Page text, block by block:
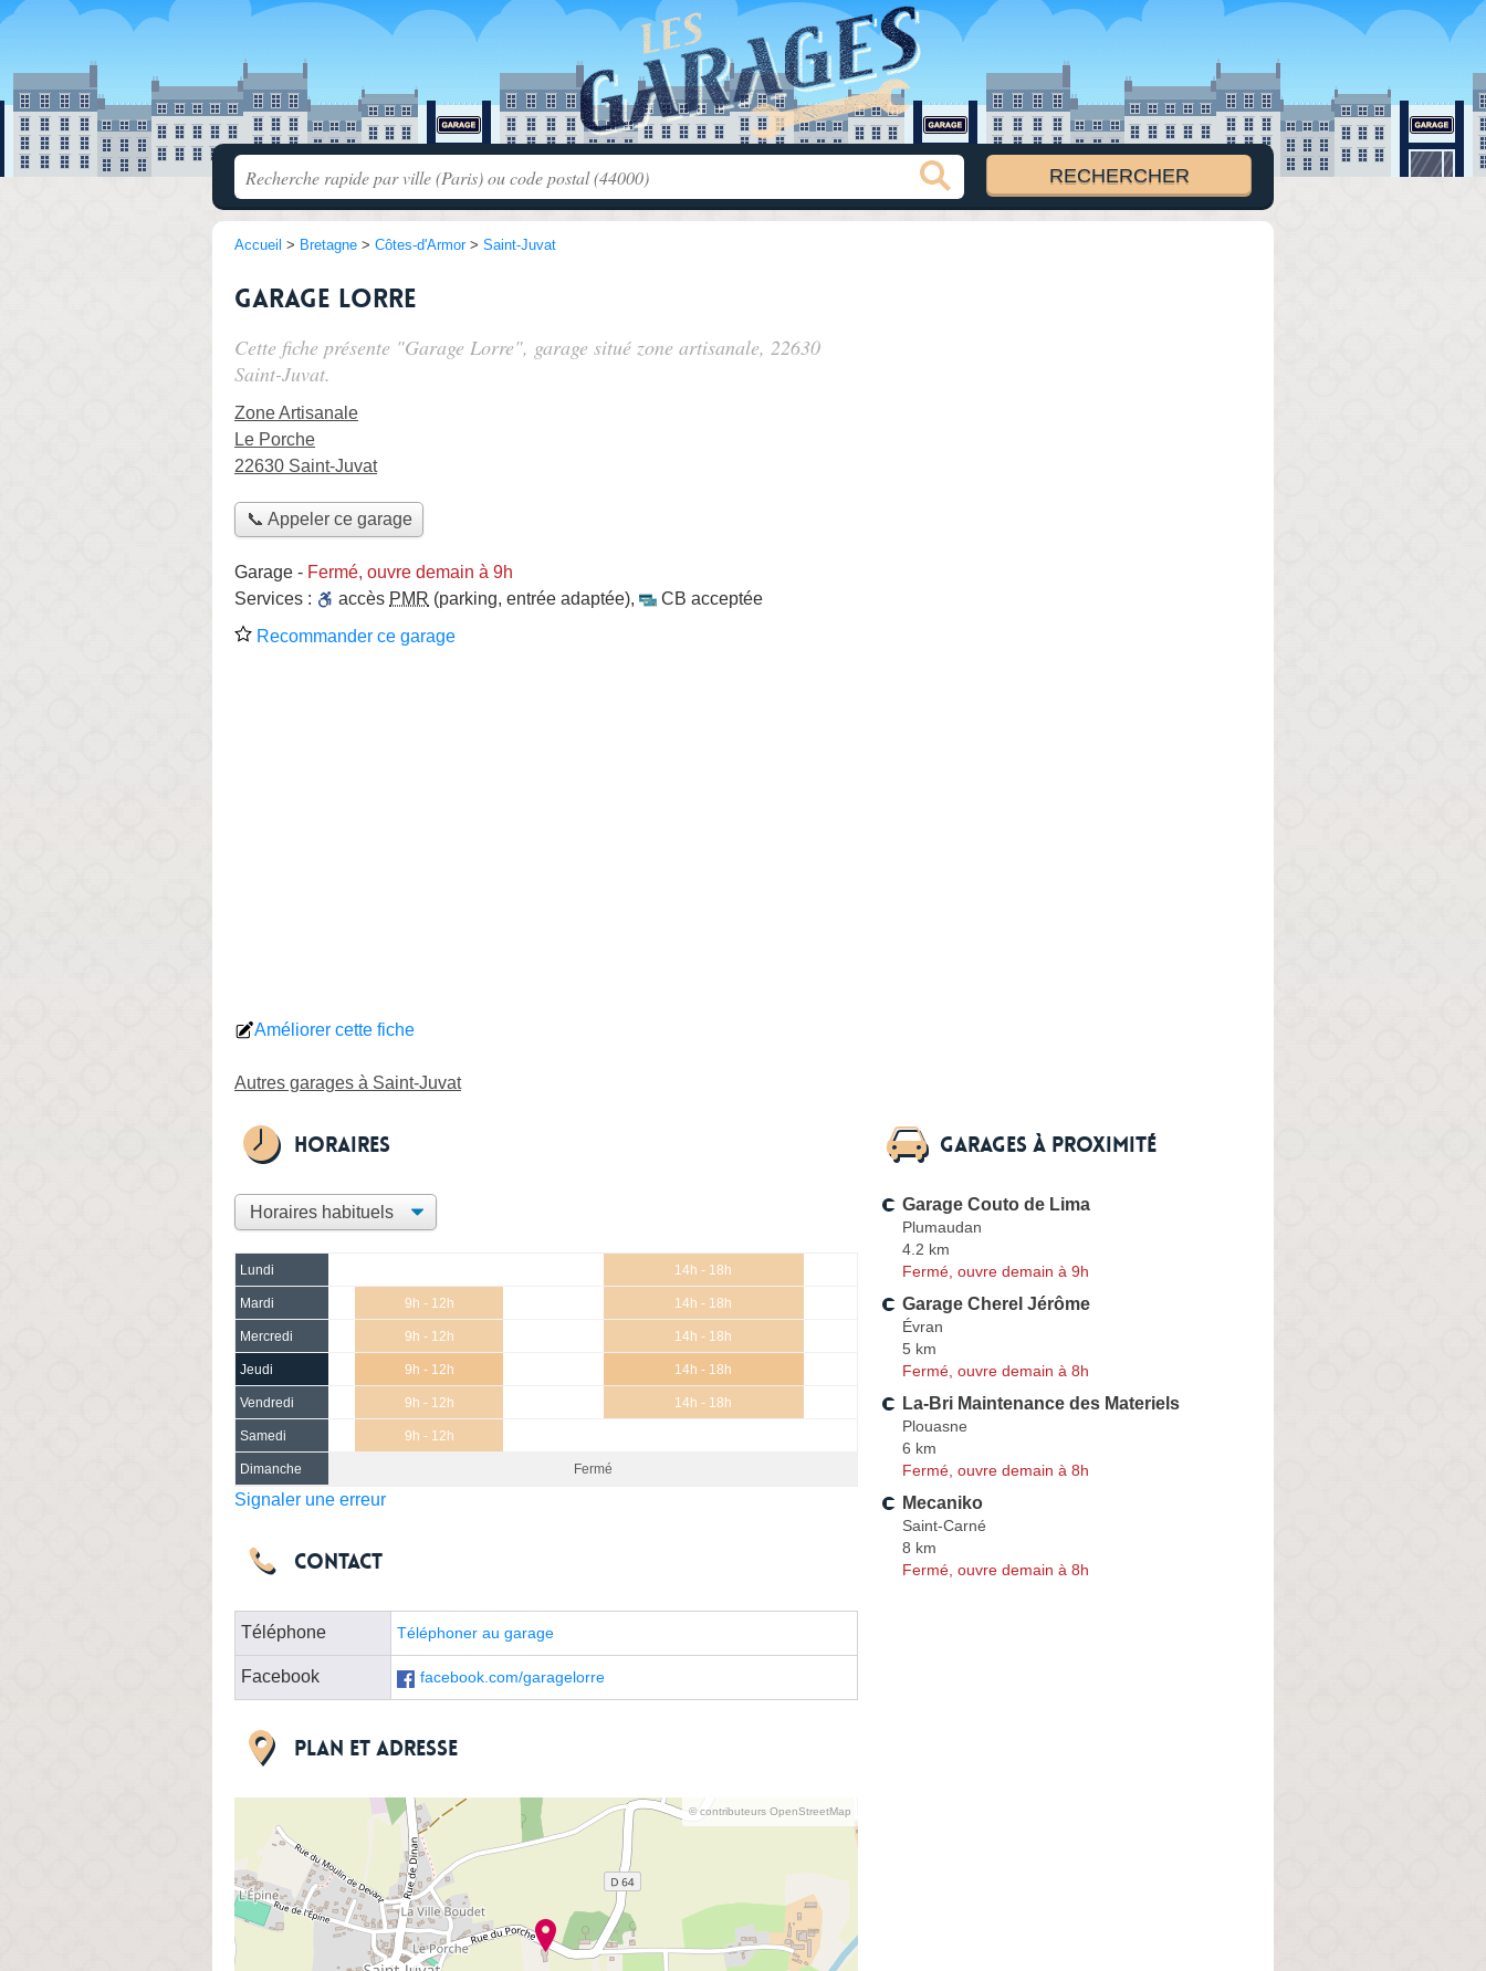
Accueil > Bretagne > Côtes-d'Armor> Saint-Juvat
Garage Lorre
Cette fiche présente "Garage Lorre", garage situé zone artisanale, 22630
Saint-Juvat.
Zone Artisanale
Le Porche
22630 Saint-Juvat
📞 Appeler ce garage
Garage - Fermé, ouvre demain à 9h
Services :
accès PMR (parking, entrée adaptée),
CB acceptée
Recommander ce garage
Améliorer cette fiche
Autres garages à Saint-Juvat
Horaires
Lundi 14h - 18h
Mardi 9h - 12h 14h - 18h
Mercredi 9h - 12h 14h - 18h
Jeudi 9h - 12h 14h - 18h
Vendredi 9h - 12h 14h - 18h
Samedi 9h - 12h
Dimanche Fermé
Signaler une erreur
Contact
Téléphone Téléphoner au garage
Facebook facebook.com/garagelorre
Plan et adresse
© contributeurs OpenStreetMap
Garages à proximité
Garage Couto de Lima
Plumaudan
4.2 km
Fermé, ouvre demain à 9h
Garage Cherel Jérôme
Évran
5 km
Fermé, ouvre demain à 8h
La-Bri Maintenance des Materiels
Plouasne
6 km
Fermé, ouvre demain à 8h
Mecaniko
Saint-Carné
8 km
Fermé, ouvre demain à 8h